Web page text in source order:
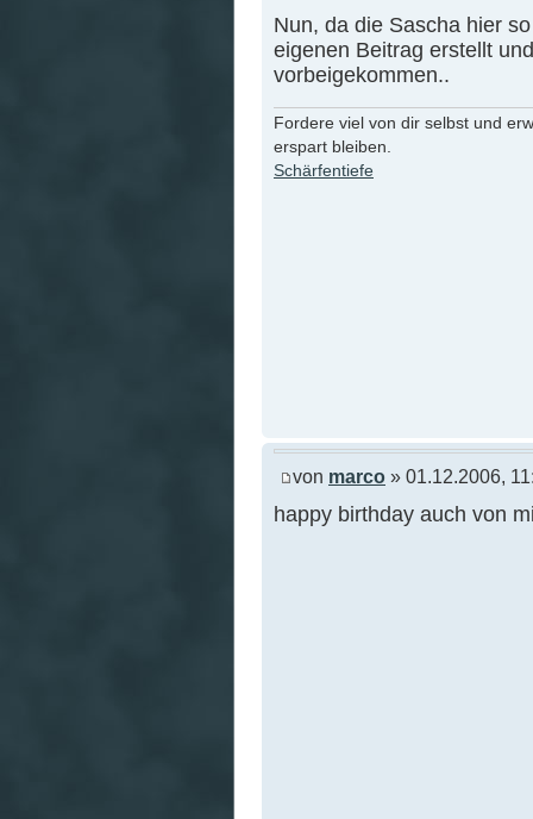
Nun, da die Sascha hier
eigenen Beitrag erstellt
vorbeigekommen..
Fordere viel von dir selbst und
erspart bleiben.
Schärfentiefe
von marco » 01.12.2006,
happy birthday auch von